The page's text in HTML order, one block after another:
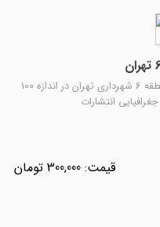
نقشه منطقه 6 شهرداری تهران در اندازه 100x70 سانتی‌متر و در مقیاس 1:7.500
300,000